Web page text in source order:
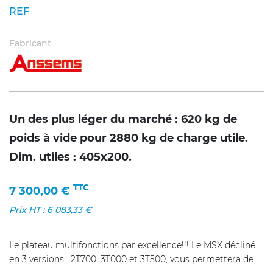
REF
Fabricant
Un des plus léger du marché : 620 kg de
poids à vide pour 2880 kg de charge utile.
Dim. utiles : 405x200.
7 300,00 € TTC
Prix HT :6 083,33€
Le plateau multifonctions par excellence!!! Le MSX décliné
en 3 versions : 2T700, 3T000 et 3T500, vous permettera de